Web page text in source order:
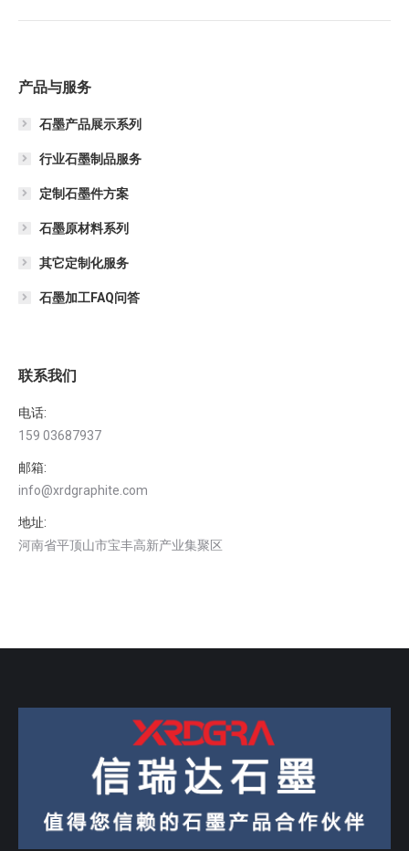
产品与服务
石墨产品展示系列
行业石墨制品服务
定制石墨件方案
石墨原材料系列
其它定制化服务
石墨加工FAQ问答
联系我们
电话:
159 03687937
邮箱:
info@xrdgraphite.com
地址:
河南省平顶山市宝丰高新产业集聚区